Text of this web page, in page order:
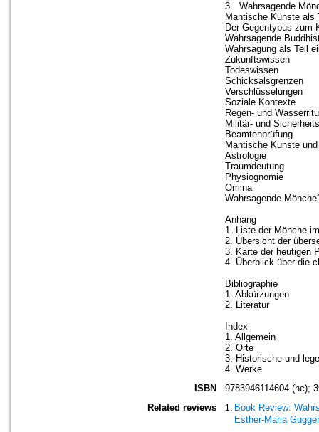
3 Wahrsagende
Mantische Künste als
Der Gegentypus zum
Wahrsagende
Wahrsagung als Teil
Zukunftswissen
Todeswissen
Schicksalsgrenzen
Verschlüsselungen
Soziale Kontexte
Regen- und
Militär- und
Beamtenprüfung
Mantische Künste
Astrologie
Traumdeutung
Physiognomie
Omina
Wahrsagende
Anhang
1. Liste der Mönche
2. Übersicht der
3. Karte der heutigen
4. Überblick über die
Bibliographie
1. Abkürzungen
2. Literatur
Index
1. Allgemein
2. Orte
3. Historische und
4. Werke
ISBN
9783946114604 (hc);
Related reviews
Book Review:
Esther-Maria